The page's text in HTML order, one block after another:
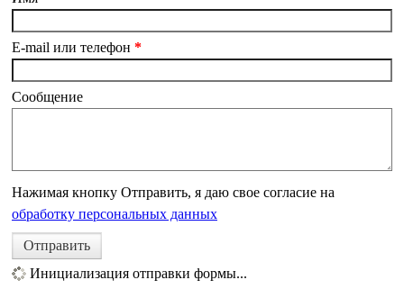
E-mail или телефон *
Сообщение
Нажимая кнопку Отправить, я даю свое согласие на
обработку персональных данных
Отправить
Инициализация отправки формы...